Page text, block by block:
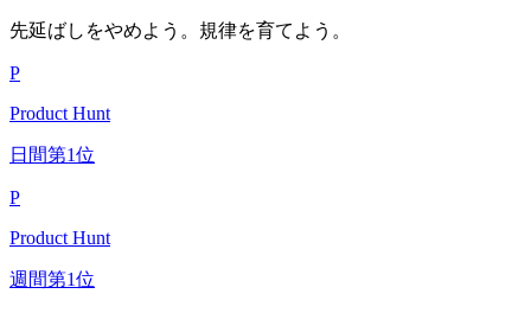
先延ばしをやめよう。規律を育てよう。
P
Product Hunt
日間第1位
P
Product Hunt
週間第1位